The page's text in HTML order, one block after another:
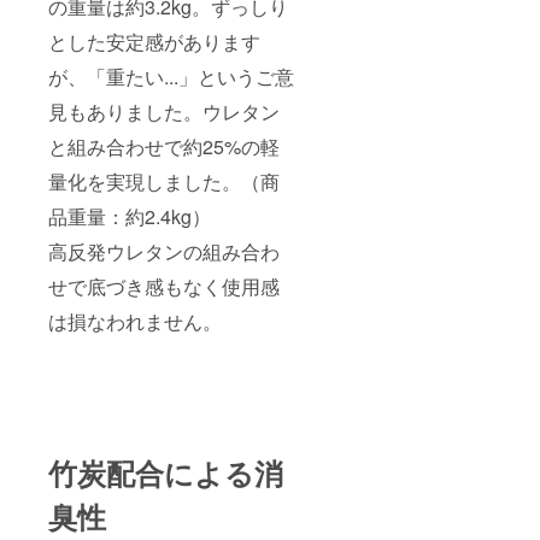
の重量は約3.2kg。ずっしり
とした安定感があります
が、「重たい...」というご意
見もありました。ウレタン
と組み合わせで約25%の軽
量化を実現しました。（商
品重量：約2.4kg）
高反発ウレタンの組み合わ
せで底づき感もなく使用感
は損なわれません。
竹炭配合による消
臭性